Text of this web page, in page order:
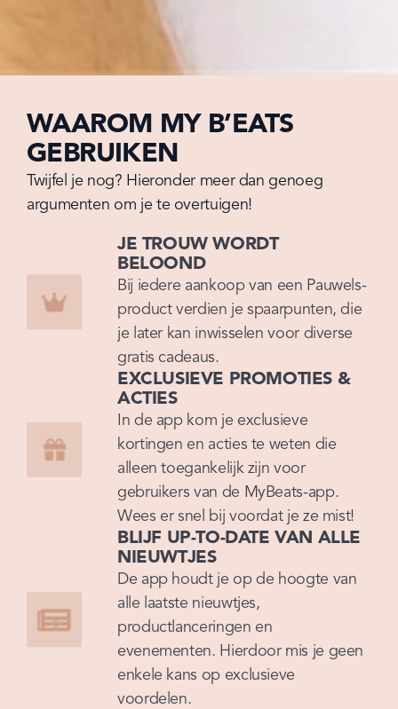
WAAROM MY B’EATS
GEBRUIKEN
Twijfel je nog? Hieronder meer dan genoeg
argumenten om je te overtuigen!
JE TROUW WORDT
BELOOND
Bij iedere aankoop van een Pauwels-
product verdien je spaarpunten, die
je later kan inwisselen voor diverse
gratis cadeaus.
EXCLUSIEVE PROMOTIES &
ACTIES
In de app kom je exclusieve
kortingen en acties te weten die
alleen toegankelijk zijn voor
gebruikers van de MyBeats-app.
Wees er snel bij voordat je ze mist!
BLIJF UP-TO-DATE VAN ALLE
NIEUWTJES
De app houdt je op de hoogte van
alle laatste nieuwtjes,
productlanceringen en
evenementen. Hierdoor mis je geen
enkele kans op exclusieve
voordelen.